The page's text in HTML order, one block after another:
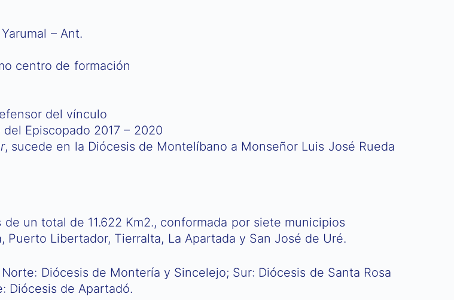
– Ant.
centro de formación
del vínculo
Episcopado 2017 – 2020
, sucede en la Diócesis de Montelíbano a Monseñor Luis José Rueda
un total de 11.622 Km2., conformada por siete municipios
Libertador, Tierralta, La Apartada y San José de Uré.
Diócesis de Montería y Sincelejo; Sur: Diócesis de Santa Rosa
Diócesis de Apartadó.